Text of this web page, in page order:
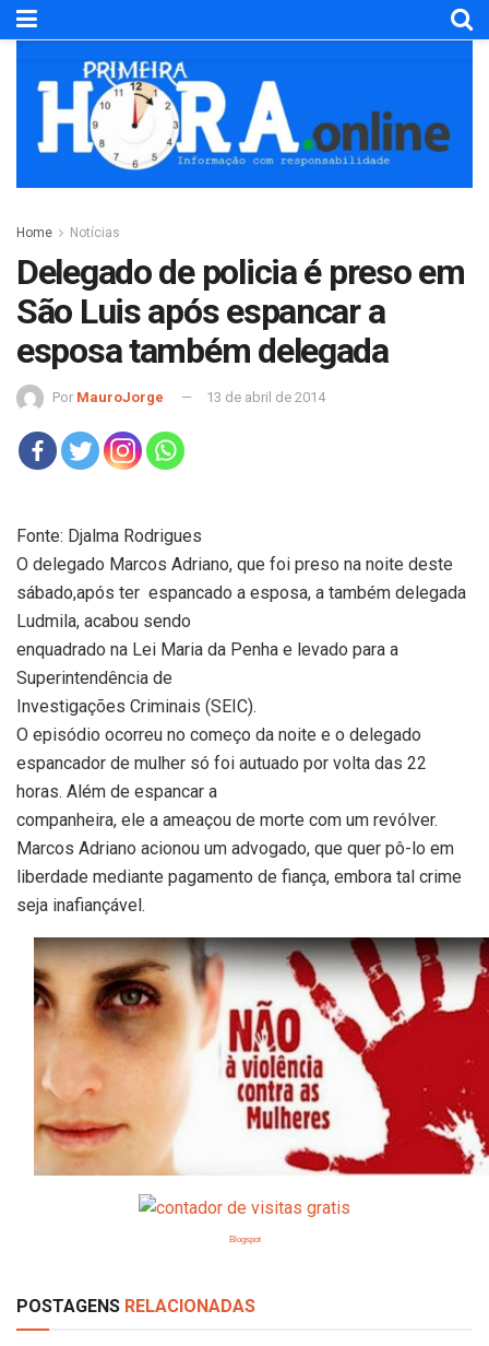
Home Notícias
Delegado de policia é preso em
São Luis após espancar a
esposa também delegada
Por MauroJorge 13 de abril de 2014
Fonte: Djalma Rodrigues
O delegado Marcos Adriano, que foi preso na noite deste
sábado,após ter espancado a esposa, a também delegada
Ludmila, acabou sendo
enquadrado na Lei Maria da Penha e levado para a
Superintendência de
Investigações Criminais (SEIC).
O episódio ocorreu no começo da noite e o delegado
espancador de mulher só foi autuado por volta das 22
horas. Além de espancar a
companheira, ele a ameaçou de morte com um revólver.
Marcos Adriano acionou um advogado, que quer pô-lo em
liberdade mediante pagamento de fiança, embora tal crime
seja inafiançável.
Blogspot
POSTAGENS RELACIONADAS